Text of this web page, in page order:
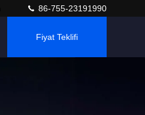
86-755-23191990
Fiyat Teklifi